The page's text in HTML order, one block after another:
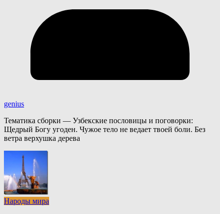
genius
Тематика сборки — Узбекские пословицы и поговорки:
Щедрый Богу угоден. Чужое тело не ведает твоей боли. Без
ветра верхушка дерева
Народы мира